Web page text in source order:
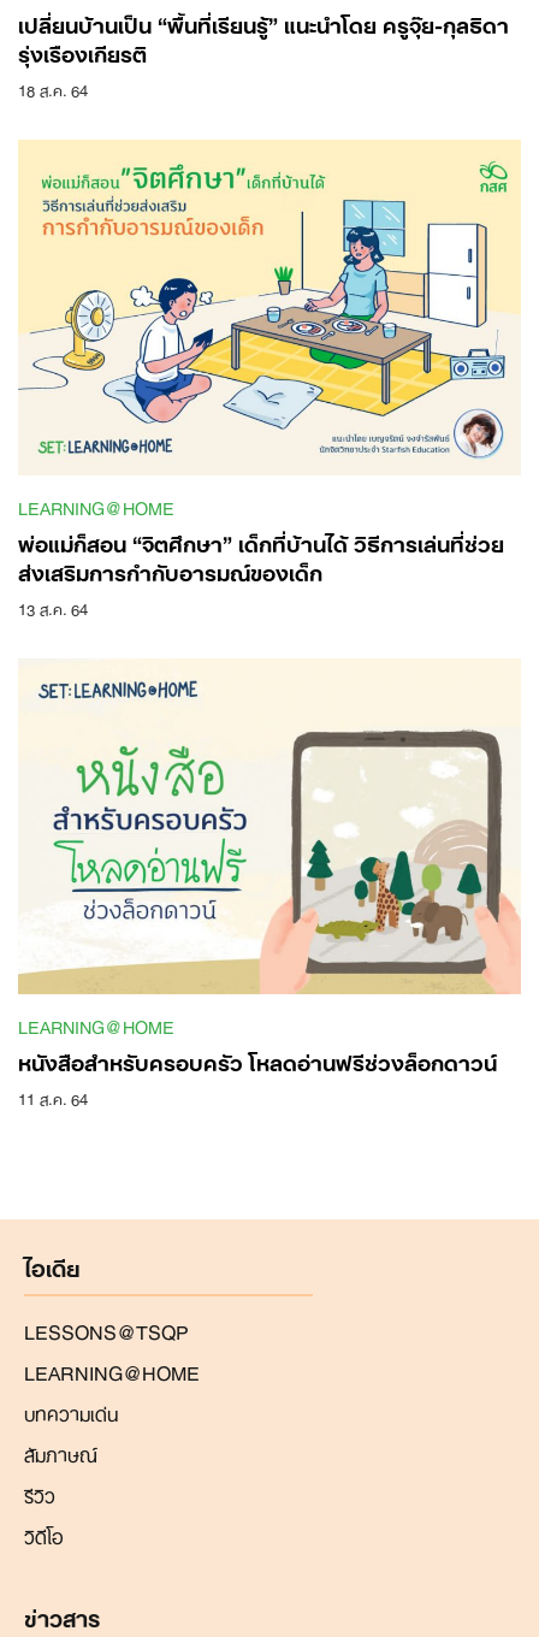
เปลี่ยนบ้านเป็น “พื้นที่เรียนรู้” แนะนำโดย ครูจุ๊ย-กุลธิดา
รุ่งเรืองเกียรติ
18 ส.ค. 64
LEARNING@HOME
พ่อแม่ก็สอน “จิตศึกษา” เด็กที่บ้านได้ วิธีการเล่นที่ช่วย
ส่งเสริมการกำกับอารมณ์ของเด็ก
13 ส.ค. 64
LEARNING@HOME
หนังสือสำหรับครอบครัว โหลดอ่านฟรีช่วงล็อกดาวน์
11 ส.ค. 64
ไอเดีย
LESSONS@TSQP
LEARNING@HOME
บทความเด่น
สัมภาษณ์
รีวิว
วิดีโอ
ข่าวสาร